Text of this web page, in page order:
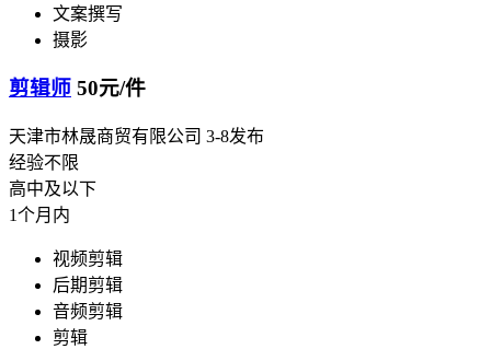
文案撰写
摄影
剪辑师 50元/件
天津市林晟商贸有限公司 3-8发布
经验不限
高中及以下
1个月内
视频剪辑
后期剪辑
音频剪辑
剪辑